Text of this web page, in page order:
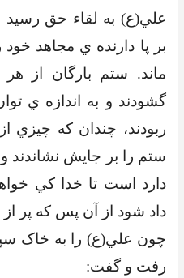
علي(ع) به لقاء حق رسيد
بر پا دارنده ي مجاهد
ماند. ستم بارگان از
گشودند و به اندازه ي
ربودند، چندان که چيزي
ستم را بر جايش نشاندند
دارد است تا خدا کي
داد شود از آن پس که پر
چون علي(ع) را به خاک
رفت و گفت: